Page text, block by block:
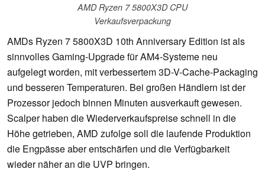
AMD Ryzen 7 5800X3D CPU
Verkaufsverpackung
AMDs Ryzen 7 5800X3D 10th Anniversary Edition ist als
sinnvolles Gaming-Upgrade für AM4-Systeme neu
aufgelegt worden, mit verbessertem 3D-V-Cache-Packaging
und besseren Temperaturen. Bei großen Händlern ist der
Prozessor jedoch binnen Minuten ausverkauft gewesen.
Scalper haben die Wiederverkaufspreise schnell in die
Höhe getrieben, AMD zufolge soll die laufende Produktion
die Engpässe aber entschärfen und die Verfügbarkeit
wieder näher an die UVP bringen.